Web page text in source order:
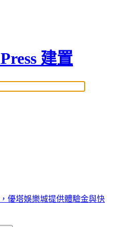
建置
優塔娛樂城提供體驗金與快